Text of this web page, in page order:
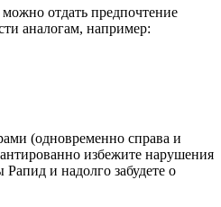
отдать предпочтение
аналогам, например:
(одновременно справа и
избежите нарушения
и надолго забудете о